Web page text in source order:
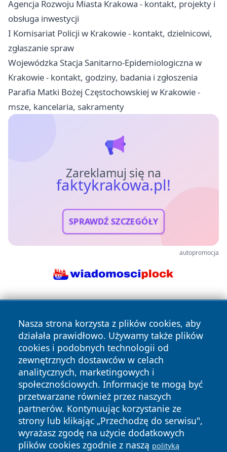
Agencja Rozwoju Miasta Krakowa - kontakt, projekty i
obsługa inwestycji
I Komisariat Policji w Krakowie - kontakt, dzielnicowi,
zgłaszanie spraw
Wojewódzka Stacja Sanitarno-Epidemiologiczna w
Krakowie - kontakt, godziny, badania i zgłoszenia
Parafia Matki Bożej Częstochowskiej w Krakowie -
msze, kancelaria, sakramenty
Zareklamuj się na
faktykrakowa.pl!
SPRAWDŹ SZCZEGÓŁY
autopromocja
Nasza strona korzysta z plików cookies, aby
działała prawidłowo. Używamy także plików
cookies i podobnych technologii od
zewnętrznych dostawców w celach
analitycznych, marketingowych i
społecznościowych. Informacje te mogą być
przetwarzane również przez naszych
partnerów. Kontynuując korzystanie ze
strony lub klikając „Przechodzę do serwisu",
wyrażasz zgodę na użycie dodatkowych
plików cookies zgodnie z naszą polityką
Copyright © 2026 faktykrakowa.pl Wszystkie prawa
zastrzeżone.
News Autorzy
Polityka
Prywatności
Polityka
Cookies